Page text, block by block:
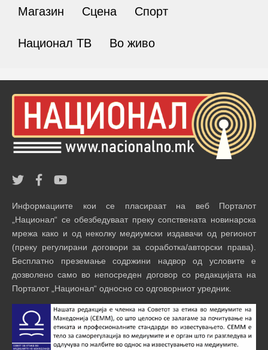
Магазин Сцена Спорт
Национал ТВ Во живо
Информациите кои се пласираат на веб Порталот
„Национал“ се обезбедуваат преку сопствената новинарска
мрежа како и од неколку медиумски издавачи од регионот
(преку регулирани договори за соработка/авторски права).
Бесплатно преземање содржини надвор од условите е
дозволено само во непосреден договор со редакцијата на
Порталот „Национал“ односно со одговорниот уредник.